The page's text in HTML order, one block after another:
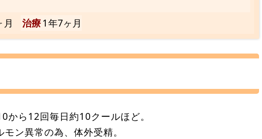
月 治療1年7ヶ月
ら12回毎日約10クールほど。
ン異常の為、体外受精。